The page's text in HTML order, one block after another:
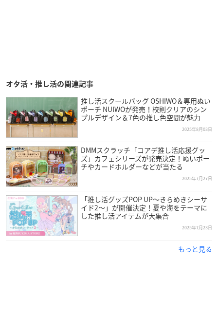
オタ活・推し活の関連記事
推し活スクールバッグ OSHIWO＆専用ぬい
ポーチ NUIWOが発売！校則クリアのシン
プルデザイン＆7色の推し色空間が魅力
2025年8月03日
DMMスクラッチ「コアデ推し活応援グッ
ズ」カフェシリーズが発売決定！ぬいポー
チやカードホルダーなどが当たる
2025年7月27日
「推し活グッズPOP UP～きらめきシーサ
イド2～」が開催決定！夏や海をテーマに
した推し活アイテムが大集合
2025年7月23日
もっと見る